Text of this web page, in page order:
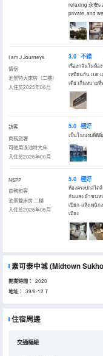
relaxing 永安s
private, and
I am J Journeys
情侶
池景特大床房（二樓）
入住於2025年06月
3.0 不錯
เรื่องกลิ่นในห้อ
เหมือนกัน เบย เ
เดียวกีนหบายที่
訪客
商務旅客
可使用泳池特大床
入住於2025年06月
5.0 極好
เป็นโรงแรมที่ดี
NSPP
商務旅客
池景雙床房 二樓
入住於2025年05月
5.0 極好
ห้องตรงปกสไ
กันแสง ผ้าขนห
เปียก-แห้ง พนัก
เมือง
素可泰中城(Midtown
開業時間： 2020
地址： 39/8-12 T
住宿周邊
交通樞紐